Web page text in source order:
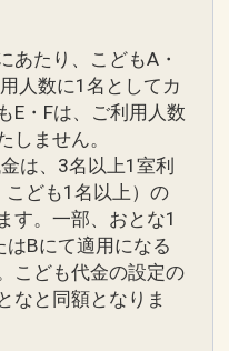
あたり、こどもA・
人数に1名としてカ
E・Fは、ご利用人数
しません。
は、3名以上1室利
こども1名以上）の
す。一部、おとな1
Bにて適用になる
こども代金の設定の
なと同額となりま